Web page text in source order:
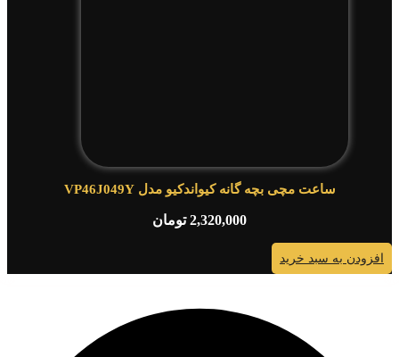
ساعت مچی بچه گانه کیواندکیو مدل VP46J049Y
2,320,000 تومان
افزودن به سبد خرید